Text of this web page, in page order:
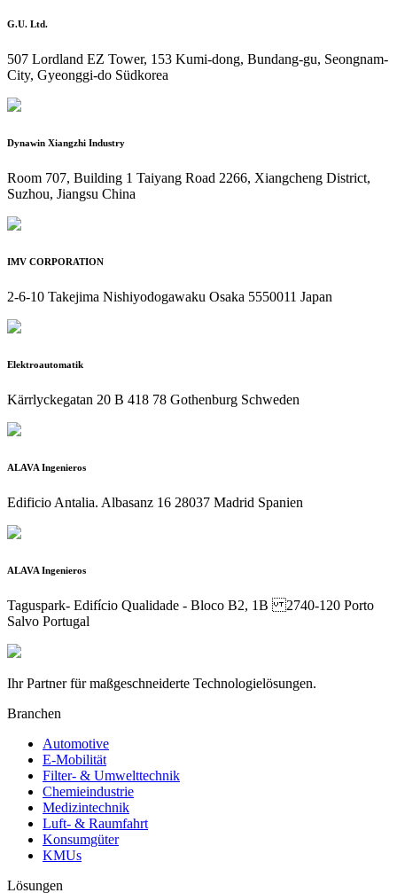
G.U. Ltd.
507 Lordland EZ Tower, 153 Kumi-dong, Bundang-gu, Seongnam-
City, Gyeonggi-do Südkorea
Dynawin Xiangzhi Industry
Room 707, Building 1 Taiyang Road 2266, Xiangcheng District,
Suzhou, Jiangsu China
IMV CORPORATION
2-6-10 Takejima Nishiyodogawaku Osaka 5550011 Japan
Elektroautomatik
Kärrlyckegatan 20 B 418 78 Gothenburg Schweden
ALAVA Ingenieros
Edificio Antalia. Albasanz 16 28037 Madrid Spanien
ALAVA Ingenieros
Taguspark- Edifício Qualidade - Bloco B2, 1B 2740-120 Porto
Salvo Portugal
Ihr Partner für maßgeschneiderte Technologielösungen.
Branchen
Automotive
E-Mobilität
Filter- & Umwelttechnik
Chemieindustrie
Medizintechnik
Luft- & Raumfahrt
Konsumgüter
KMUs
Lösungen